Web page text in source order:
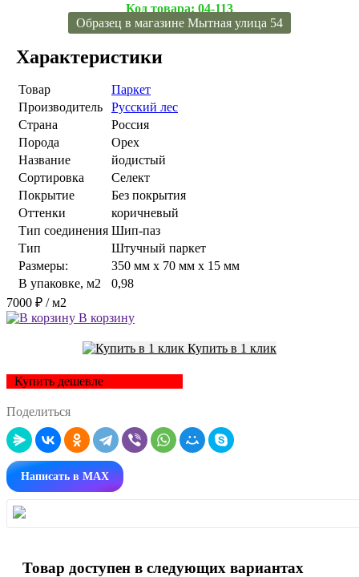
Код товара: 04-113
Образец в магазине Мытная улица 54
Характеристики
Товар
Паркет
Производитель
Русский лес
Страна
Россия
Порода
Орех
Название
йодистый
Сортировка
Селект
Покрытие
Без покрытия
Оттенки
коричневый
Тип соединения Шип-паз
Тип
Штучный паркет
Размеры:
350 мм x 70 мм x 15 мм
В упаковке, м2
0,98
7000 ₽ / м2
В корзину
Купить в 1 клик
Купить дешевле
Поделиться
Написать в MAX
Товар доступен в следующих вариантах